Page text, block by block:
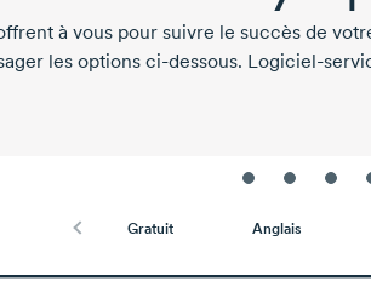
à vous pour suivre le succès de
les options ci-dessous. Logiciel-
Gratuit Anglais